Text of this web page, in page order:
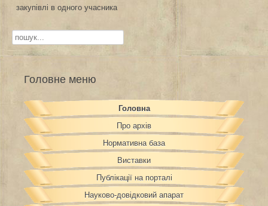
закупівлі в одного учасника
Пошук...
Головне меню
Головна
Про архів
Нормативна база
Виставки
Публікації на порталі
Науково-довідковий апарат